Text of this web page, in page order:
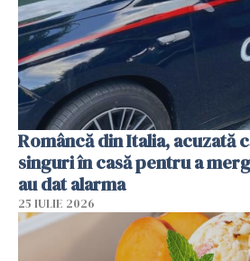
Româncă din Italia, acuzată
singuri în casă pentru a
au dat alarma
25 IULIE 2026